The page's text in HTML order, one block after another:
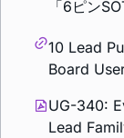
「6ピン
10 Lead
Board
UG-340:
Lead